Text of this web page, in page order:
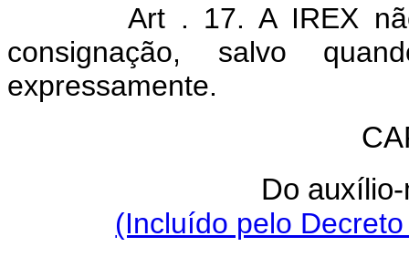
Art . 17. A IREX
consignação, salvo
expressamente.
Do
(Incluído pelo